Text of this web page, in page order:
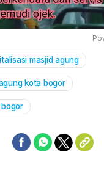
masjid agung
kota bogor